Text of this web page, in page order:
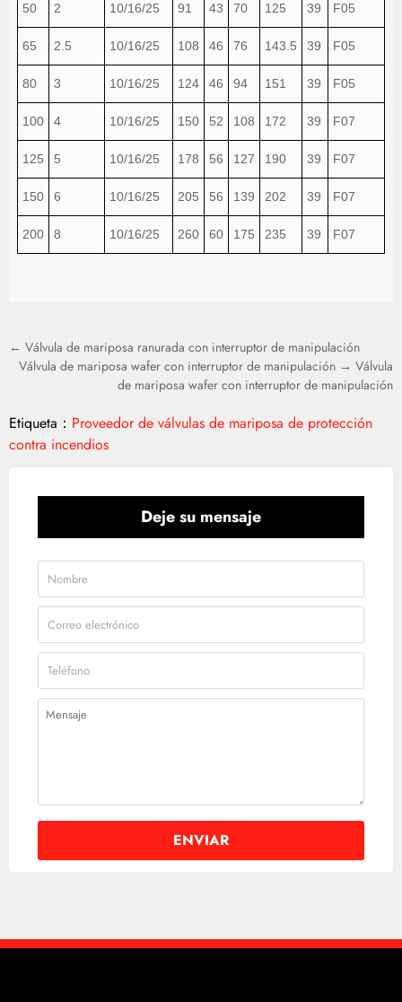
50 2 10/16/25 91 43 70 125 39 F05
65 2.5 10/16/25 108 46 76 143.5 39 F05
80 3 10/16/25 124 46 94 151 39 F05
100 4 10/16/25 150 52 108 172 39 F07
125 5 10/16/25 178 56 127 190 39 F07
150 6 10/16/25 205 56 139 202 39 F07
200 8 10/16/25 260 60 175 235 39 F07
← Válvula de mariposa ranurada con interruptor de manipulación
Válvula de mariposa wafer con interruptor de manipulación → Válvula
de mariposa wafer con interruptor de manipulación
Etiqueta： Proveedor de válvulas de mariposa de protección
contra incendios
Deje su mensaje